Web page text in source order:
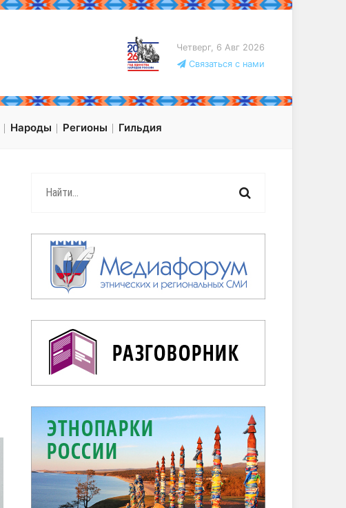
Четверг, 6 Авг 2026
Связаться с нами
Народы Регионы Гильдия